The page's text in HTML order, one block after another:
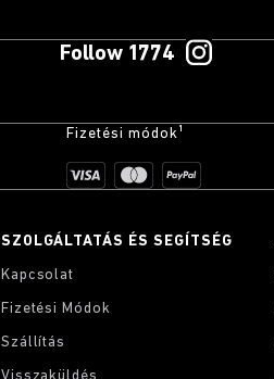
Follow 1774
Fizetési módok¹
SZOLGÁLTATÁS ÉS SEGÍTSÉG
Kapcsolat
Fizetési Módok
Szállítás